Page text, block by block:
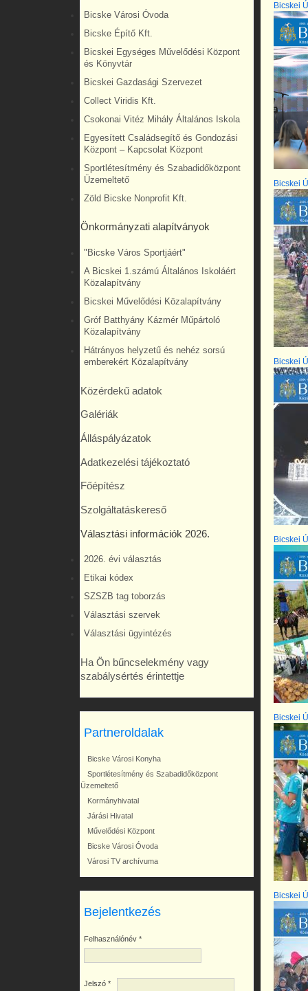
Bicske Városi Óvoda
Bicske Építő Kft.
Bicskei Egységes Művelődési Központ
és Könyvtár
Bicskei Gazdasági Szervezet
Collect Viridis Kft.
Csokonai Vitéz Mihály Általános Iskola
Egyesített Családsegítő és Gondozási
Központ – Kapcsolat Központ
Sportlétesítmény és Szabadidőközpont
Üzemeltető
Zöld Bicske Nonprofit Kft.
Önkormányzati alapítványok
"Bicske Város Sportjáért"
A Bicskei 1.számú Általános Iskoláért
Közalapítvány
Bicskei Művelődési Közalapítvány
Gróf Batthyány Kázmér Műpártoló
Közalapítvány
Hátrányos helyzetű és nehéz sorsú
emberekért Közalapítvány
Közérdekű adatok
Galériák
Álláspályázatok
Adatkezelési tájékoztató
Főépítész
Szolgáltatáskereső
Választási információk 2026.
2026. évi választás
Etikai kódex
SZSZB tag toborzás
Választási szervek
Választási ügyintézés
Ha Ön bűncselekmény vagy
szabálysértés érintettje
Partneroldalak
Bicske Városi Konyha
Sportlétesítmény és Szabadidőközpont
Üzemeltető
Kormányhivatal
Járási Hivatal
Művelődési Központ
Bicske Városi Óvoda
Városi TV archívuma
Bejelentkezés
Felhasználónév *
Jelszó *
Bicskei
Bicskei
Bicskei
Bicskei
Bicskei
Bicskei